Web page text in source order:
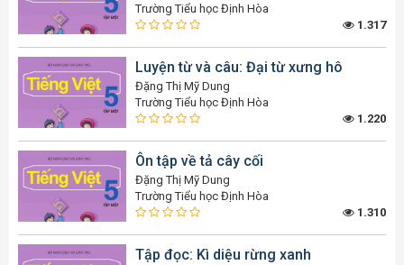
Trường Tiểu học Định Hòa
1.317
Luyện từ và câu: Đại từ xưng hô
Đặng Thị Mỹ Dung
Trường Tiểu học Định Hòa
1.220
Ôn tập về tả cây cối
Đặng Thị Mỹ Dung
Trường Tiểu học Định Hòa
1.310
Tập đọc: Kì diệu rừng xanh